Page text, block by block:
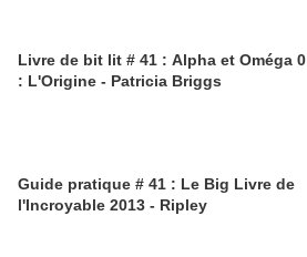
Livre de bit lit # 41 : Alpha et Oméga 0
: L'Origine - Patricia Briggs
Guide pratique # 41 : Le Big Livre de
l'Incroyable 2013 - Ripley